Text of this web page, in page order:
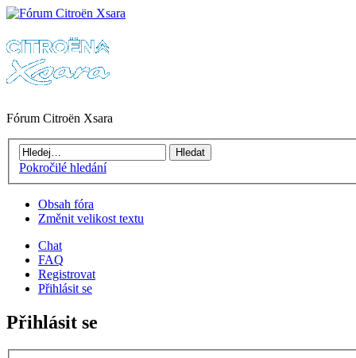
Fórum Citroën Xsara
Pokročilé hledání
Obsah fóra
Změnit velikost textu
Chat
FAQ
Registrovat
Přihlásit se
Přihlásit se